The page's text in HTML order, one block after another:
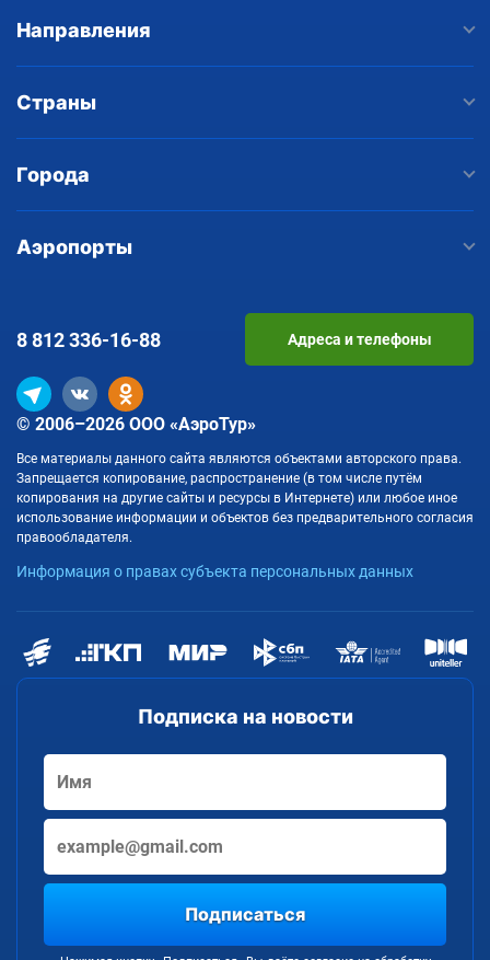
Направления
Страны
Города
Аэропорты
Подписка на новости
Подписаться
© 2006–2026 ООО «АэроТур»
Все материалы данного сайта являются объектами авторского права.
Запрещается копирование, распространение (в том числе путём
копирования на другие сайты и ресурсы в Интернете) или любое иное
использование информации и объектов без предварительного согласия
правообладателя.
Информация о правах субъекта персональных данных
8 812336-16-88 Адреса и телефоны